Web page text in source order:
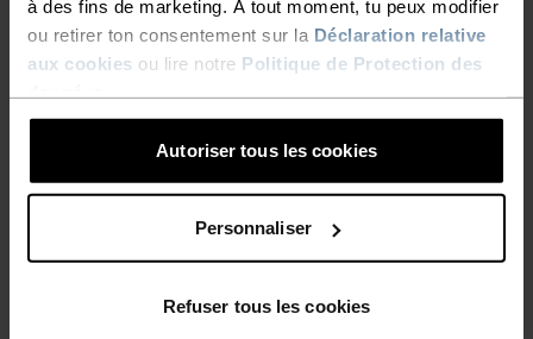
à des fins de marketing. À tout moment, tu peux modifier
ou retirer ton consentement sur la Déclaration relative
aux cookies ou lire notre Politique de Protection des
Autoriser tous les cookies
Personnaliser
Refuser tous les cookies
TYPE D’ACTIVITÉ
Training - Running